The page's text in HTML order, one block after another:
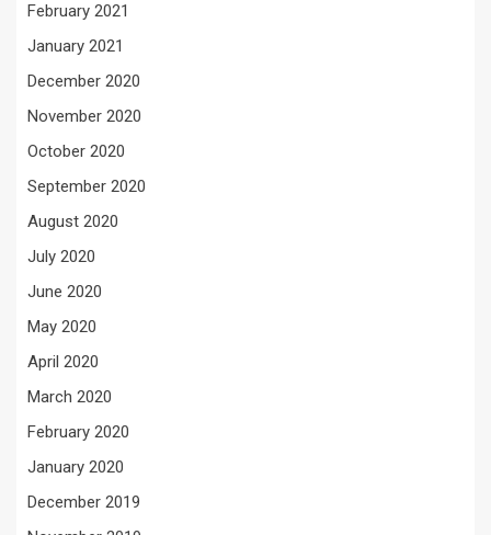
February 2021
January 2021
December 2020
November 2020
October 2020
September 2020
August 2020
July 2020
June 2020
May 2020
April 2020
March 2020
February 2020
January 2020
December 2019